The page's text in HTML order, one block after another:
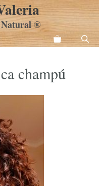
Natural ®
champú